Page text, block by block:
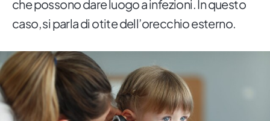
che possono dare luogo a infezioni. In questo
caso, si parla di otite dell’orecchio esterno.